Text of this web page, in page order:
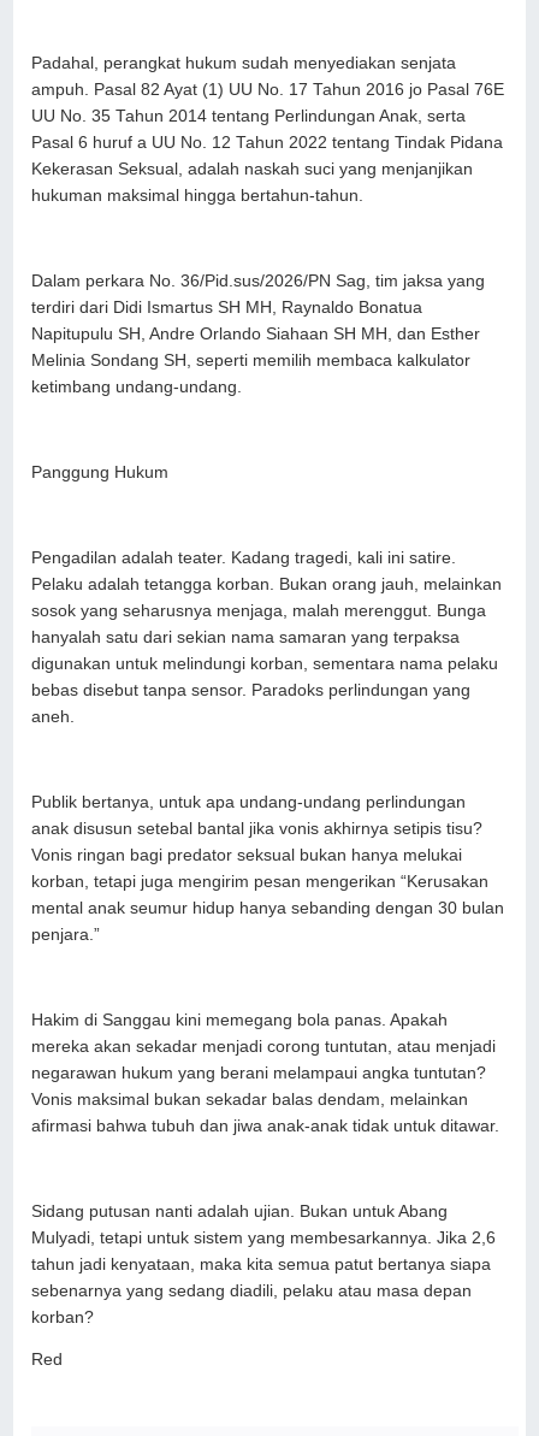
Padahal, perangkat hukum sudah menyediakan senjata
ampuh. Pasal 82 Ayat (1) UU No. 17 Tahun 2016 jo Pasal 76E
UU No. 35 Tahun 2014 tentang Perlindungan Anak, serta
Pasal 6 huruf a UU No. 12 Tahun 2022 tentang Tindak Pidana
Kekerasan Seksual, adalah naskah suci yang menjanjikan
hukuman maksimal hingga bertahun-tahun.
Dalam perkara No. 36/Pid.sus/2026/PN Sag, tim jaksa yang
terdiri dari Didi Ismartus SH MH, Raynaldo Bonatua
Napitupulu SH, Andre Orlando Siahaan SH MH, dan Esther
Melinia Sondang SH, seperti memilih membaca kalkulator
ketimbang undang-undang.
Panggung Hukum
Pengadilan adalah teater. Kadang tragedi, kali ini satire.
Pelaku adalah tetangga korban. Bukan orang jauh, melainkan
sosok yang seharusnya menjaga, malah merenggut. Bunga
hanyalah satu dari sekian nama samaran yang terpaksa
digunakan untuk melindungi korban, sementara nama pelaku
bebas disebut tanpa sensor. Paradoks perlindungan yang
aneh.
Publik bertanya, untuk apa undang-undang perlindungan
anak disusun setebal bantal jika vonis akhirnya setipis tisu?
Vonis ringan bagi predator seksual bukan hanya melukai
korban, tetapi juga mengirim pesan mengerikan “Kerusakan
mental anak seumur hidup hanya sebanding dengan 30 bulan
penjara.”
Hakim di Sanggau kini memegang bola panas. Apakah
mereka akan sekadar menjadi corong tuntutan, atau menjadi
negarawan hukum yang berani melampaui angka tuntutan?
Vonis maksimal bukan sekadar balas dendam, melainkan
afirmasi bahwa tubuh dan jiwa anak-anak tidak untuk ditawar.
Sidang putusan nanti adalah ujian. Bukan untuk Abang
Mulyadi, tetapi untuk sistem yang membesarkannya. Jika 2,6
tahun jadi kenyataan, maka kita semua patut bertanya siapa
sebenarnya yang sedang diadili, pelaku atau masa depan
korban?
Red